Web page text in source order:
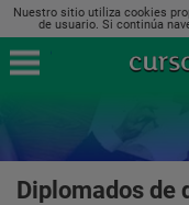
Nuestro sitio utiliza cookies
de usuario. Si continúa
Diplomados de